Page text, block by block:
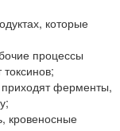
которые
процессы
приходят ферменты,
кровеносные